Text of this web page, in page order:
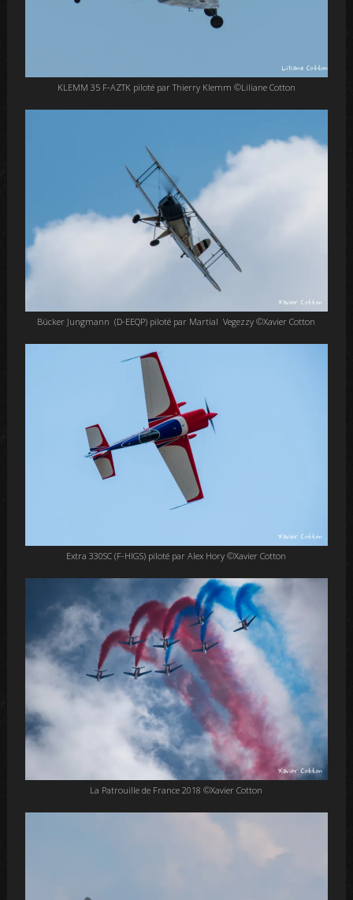
KLEMM 35 F-AZTK piloté par Thierry Klemm ©Liliane Cotton
Bücker Jungmann (D-EEQP) piloté par Martial Vegezzy ©Xavier Cotton
Extra 330SC (F-HIGS) piloté par Alex Hory ©Xavier Cotton
La Patrouille de France 2018 ©Xavier Cotton